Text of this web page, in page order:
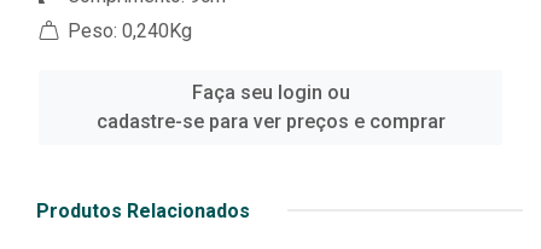
Peso: 0,240Kg
Faça seu login ou
cadastre-se para ver preços e comprar
Produtos Relacionados